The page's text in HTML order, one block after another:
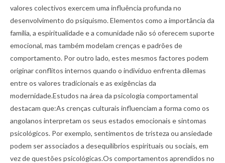
valores colectivos exercem uma influência profunda no
desenvolvimento do psiquismo. Elementos como a importância da
família, a espiritualidade e a comunidade não só oferecem suporte
emocional, mas também modelam crenças e padrões de
comportamento. Por outro lado, estes mesmos factores podem
originar conflitos internos quando o indivíduo enfrenta dilemas
entre os valores tradicionais e as exigências da
modernidade.Estudos na área da psicologia comportamental
destacam que:As crenças culturais influenciam a forma como os
angolanos interpretam os seus estados emocionais e sintomas
psicológicos. Por exemplo, sentimentos de tristeza ou ansiedade
podem ser associados a desequilíbrios espirituais ou sociais, em
vez de questões psicológicas.Os comportamentos aprendidos no